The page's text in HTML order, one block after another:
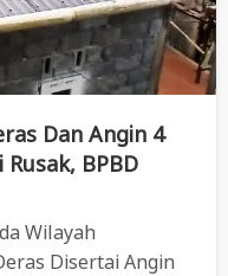
Dan Angin 4
Rusak, BPBD
Wilayah
Disertai Angin